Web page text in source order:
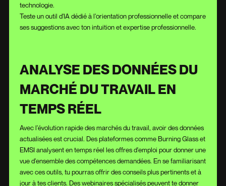
technologie.
Teste un outil d'IA dédié à l'orientation professionnelle et compare
ses suggestions avec ton intuition et expertise professionnelle.
ANALYSE DES DONNÉES DU
MARCHÉ DU TRAVAIL EN
TEMPS RÉEL
Avec l'évolution rapide des marchés du travail, avoir des données
actualisées est crucial. Des plateformes comme Burning Glass et
EMSI analysent en temps réel les offres d'emploi pour donner une
vue d'ensemble des compétences demandées. En se familiarisant
avec ces outils, tu pourras offrir des conseils plus pertinents et à
jour à tes clients. Des webinaires spécialisés peuvent te donner